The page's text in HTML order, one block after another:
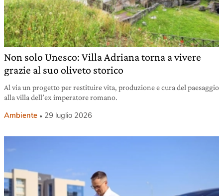
Non solo Unesco: Villa Adriana torna a vivere
grazie al suo oliveto storico
Al via un progetto per restituire vita, produzione e cura del paesaggio
alla villa dell’ex imperatore romano.
Ambiente 29 luglio 2026